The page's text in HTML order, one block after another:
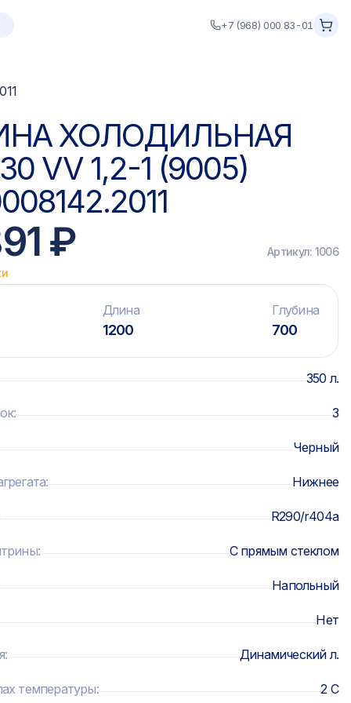
+7 (968) 000 83-01
ХОЛОДИЛЬНАЯ
VV 1,2-1 (9005)
₽ Артикул: 1006
Длина
1200
Глубина
700
350 л.
: 3
Черный
: Нижнее
R290/r404a
: С прямым стеклом
Напольный
Нет
: Динамический л.
температуры: 2 C